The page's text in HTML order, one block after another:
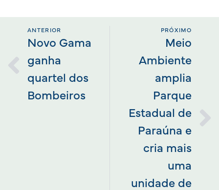
ANTERIOR
Novo Gama
ganha
quartel dos
Bombeiros
PRÓXIMO
Meio
Ambiente
amplia
Parque
Estadual de
Paraúna e
cria mais
uma
unidade de